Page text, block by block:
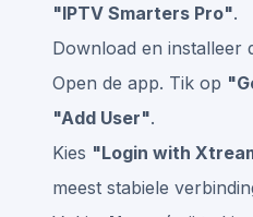
"IPTV Smarters Pro".
Download en installeer
Open de app. Tik op
"Add User".
Kies "Login with
meest stabiele